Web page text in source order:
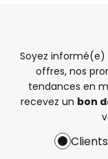
Soyez
offres, nos
tendances en
recevez un bon